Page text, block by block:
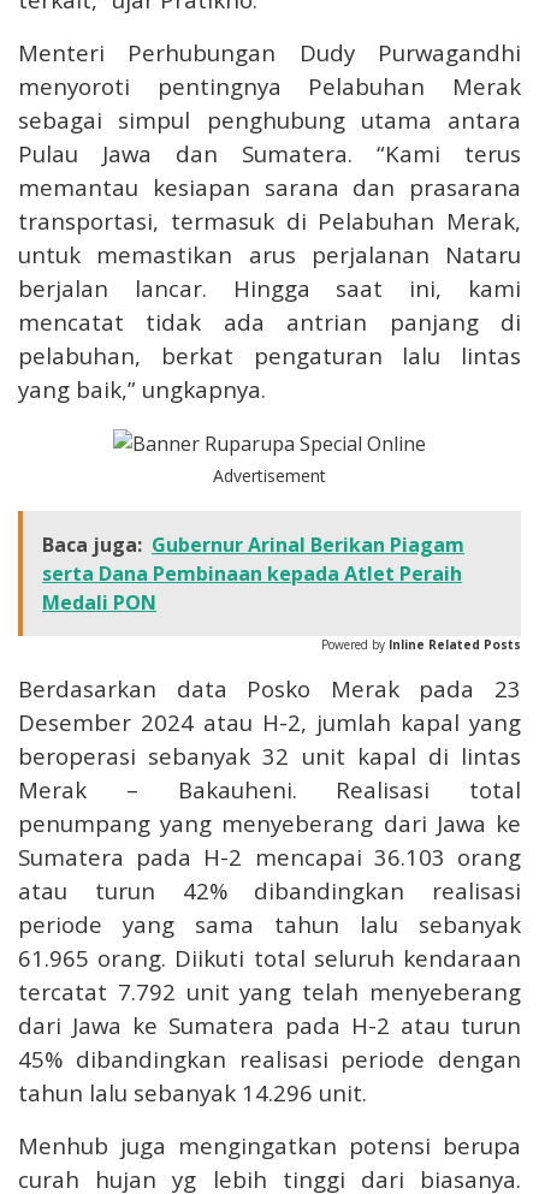
Menteri Perhubungan Dudy Purwagandhi
menyoroti pentingnya Pelabuhan Merak
sebagai simpul penghubung utama antara
Pulau Jawa dan Sumatera. “Kami terus
memantau kesiapan sarana dan prasarana
transportasi, termasuk di Pelabuhan Merak,
untuk memastikan arus perjalanan Nataru
berjalan lancar. Hingga saat ini, kami
mencatat tidak ada antrian panjang di
pelabuhan, berkat pengaturan lalu lintas
yang baik,” ungkapnya.
Advertisement
Baca juga: Gubernur Arinal Berikan Piagam
serta Dana Pembinaan kepada Atlet Peraih
Medali PON
Powered by Inline Related Posts
Berdasarkan data Posko Merak pada 23
Desember 2024 atau H-2, jumlah kapal yang
beroperasi sebanyak 32 unit kapal di lintas
Merak – Bakauheni. Realisasi total
penumpang yang menyeberang dari Jawa ke
Sumatera pada H-2 mencapai 36.103 orang
atau turun 42% dibandingkan realisasi
periode yang sama tahun lalu sebanyak
61.965 orang. Diikuti total seluruh kendaraan
tercatat 7.792 unit yang telah menyeberang
dari Jawa ke Sumatera pada H-2 atau turun
45% dibandingkan realisasi periode dengan
tahun lalu sebanyak 14.296 unit.
Menhub juga mengingatkan potensi berupa
curah hujan yg lebih tinggi dari biasanya.